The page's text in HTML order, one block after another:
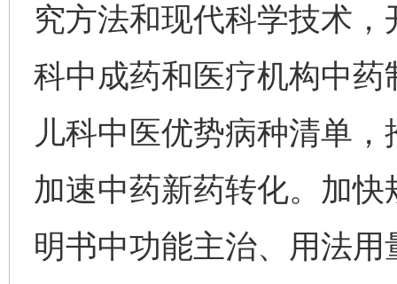
究方法和现代科学技术
科中成药和医疗机构中
儿科中医优势病种清单
加速中药新药转化。加
明书中功能主治、用法